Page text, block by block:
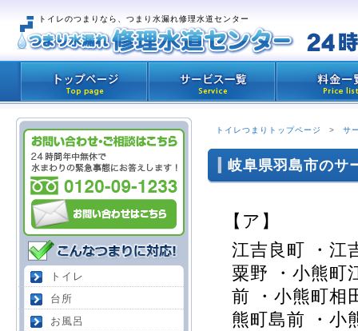
トイレのつまりなら、つまり水漏れ修理水道センター
トイレつまりトップページ > サ
岐阜県羽島市のサ
【ア】
江吉良町 ・江
粟野 ・小熊町
前 ・小熊町相
熊町島前 ・小
トイレ
台所
お風呂